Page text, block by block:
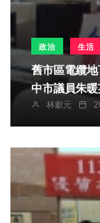
政治 生活
舊市區電纜地下
中市議員朱
林獻元